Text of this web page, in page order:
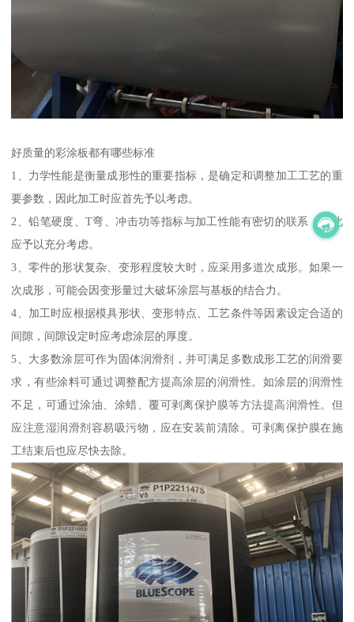
好质量的彩涂板都有哪些标准
1、力学性能是衡量成形性的重要指标，是确定和调整加工工艺的重
要参数，因此加工时应首先予以考虑。
2、铅笔硬度、T弯、冲击功等指标与加工性能有密切的联系，因此
应予以充分考虑。
3、零件的形状复杂、变形程度较大时，应采用多道次成形。如果一
次成形，可能会因变形量过大破坏涂层与基板的结合力。
4、加工时应根据模具形状、变形特点、工艺条件等因素设定合适的
间隙，间隙设定时应考虑涂层的厚度。
5、大多数涂层可作为固体润滑剂，并可满足多数成形工艺的润滑要
求，有些涂料可通过调整配方提高涂层的润滑性。如涂层的润滑性
不足，可通过涂油、涂蜡、覆可剥离保护膜等方法提高润滑性。但
应注意湿润滑剂容易吸污物，应在安装前清除。可剥离保护膜在施
工结束后也应尽快去除。